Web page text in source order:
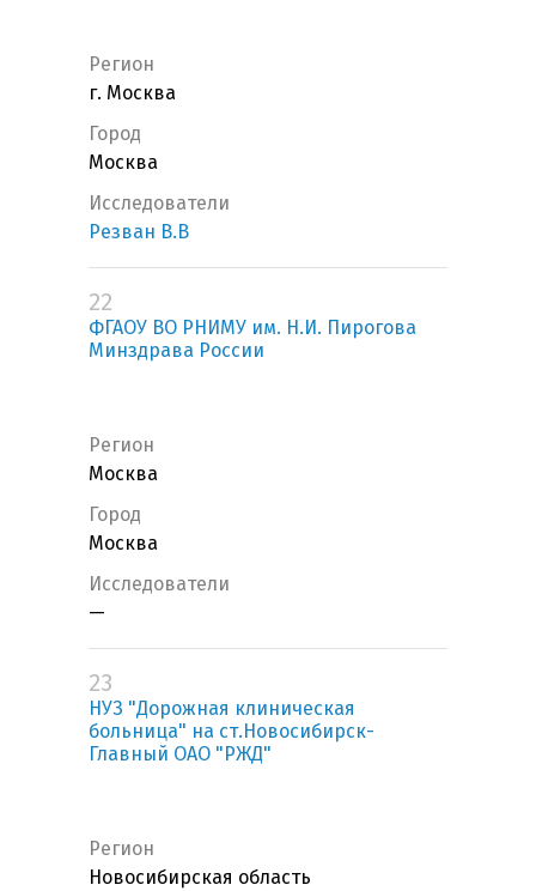
Регион
г. Москва
Город
Москва
Исследователи
Резван В.В
22
ФГАОУ ВО РНИМУ им. Н.И. Пирогова
Минздрава России
Регион
Москва
Город
Москва
Исследователи
—
23
НУЗ "Дорожная клиническая
больница" на ст.Новосибирск-
Главный ОАО "РЖД"
Регион
Новосибирская область